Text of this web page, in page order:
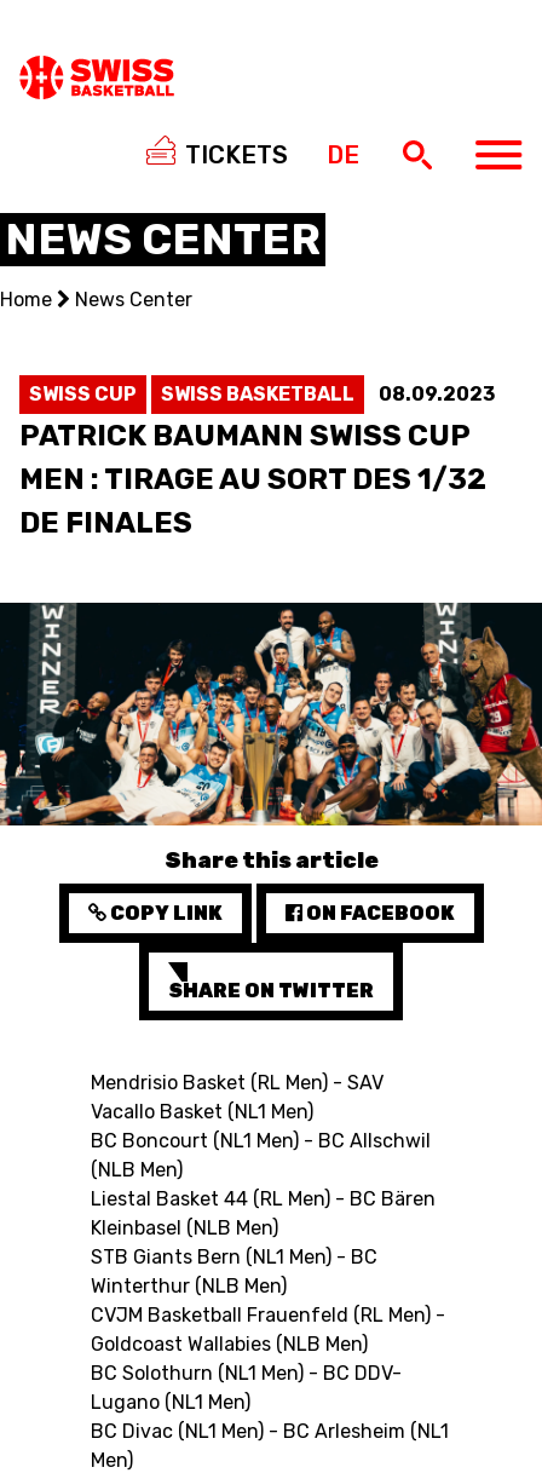
TICKETS DE
CENTRE NATIONAL
NATIONAL COMPETITIONS
YOUTH
MINI BASKET
AUSBILDUNG
VERBAND
ROLLSTUHL-BASKETBALL
MOBILIAR BASKETBALL
GAMES
RESOURCE CENTER KALENDER
MEDIEN STATS
ETHIK UND
INTEGRITÄT
NEWS CENTER
Home News Center
SWISS CUP SWISS BASKETBALL 08.09.2023
PATRICK BAUMANN SWISS CUP
MEN : TIRAGE AU SORT DES 1/32
DE FINALES
Share this article
COPY LINK ON FACEBOOK
SHARE ON TWITTER
Mendrisio Basket (RL Men) - SAV
Vacallo Basket (NL1 Men)
BC Boncourt (NL1 Men) - BC Allschwil
(NLB Men)
Liestal Basket 44 (RL Men) - BC Bären
Kleinbasel (NLB Men)
STB Giants Bern (NL1 Men) - BC
Winterthur (NLB Men)
CVJM Basketball Frauenfeld (RL Men) -
Goldcoast Wallabies (NLB Men)
BC Solothurn (NL1 Men) - BC DDV-
Lugano (NL1 Men)
BC Divac (NL1 Men) - BC Arlesheim (NL1
Men)